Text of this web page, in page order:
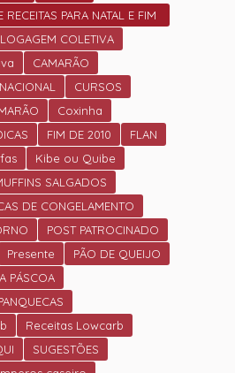
RECEITAS PARA NATAL E FIM
DE ANO. COLETIVA
CAMARÃO
CURSOS
Coxinha
FIM DE 2010
FLAN
Kibe ou Quibe
SALGADOS
DE CONGELAMENTO
POST PATROCINADO
Presente
PÃO DE QUEIJO
PÁSCOA
Receitas Lowcarb
SUGESTÕES